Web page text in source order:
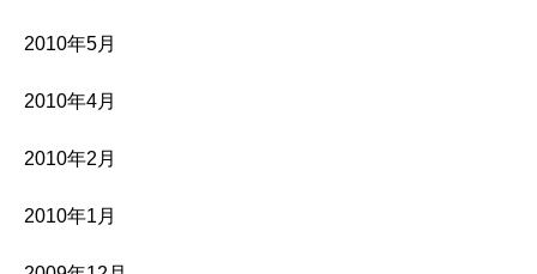
2010年5月
2010年4月
2010年2月
2010年1月